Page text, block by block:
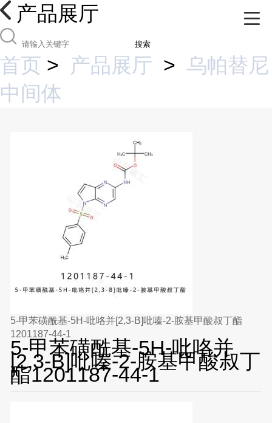
产品展厅
搜索
首页 > 产品展厅 > 乌帕替尼
中间体
5-甲苯磺酰基-5H-吡咯并[2,3-B]吡嗪-2-胺基甲酸叔丁酯
1201187-44-1
5-甲苯磺酰基-5H-吡咯并
[2,3-B]吡嗪-2-胺基甲酸叔丁
酯1201187-44-1